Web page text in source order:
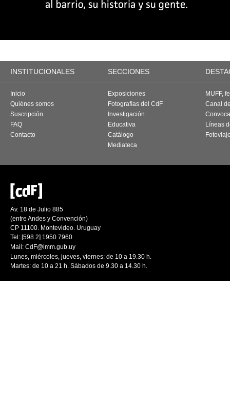
INSTITUCIONALES SECCIONES
Inicio
Quiénes somos
Suscripción
FAQ
Contacto
Exposiciones
Fotografías del CdF
Investigación
Educativa
Catálogo
Mediateca
MUFF,
Canal
Líneas
Av. 18 de Julio 885
(entre Andes y Convención)
CP 11100. Montevideo. Uruguay
Tel: [598 2] 1950 7960
Mail: CdF@imm.gub.uy
Lunes, miércoles, jueves, viernes: de 10 a 19.30 h.
Martes: de 10 a 21 h. Sábados de 9.30 a 14.30 h.